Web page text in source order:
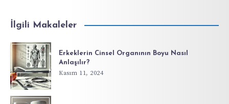
İlgili Makaleler
Erkeklerin Cinsel Organının Boyu Nasıl
Anlaşılır?
Kasım 11, 2024